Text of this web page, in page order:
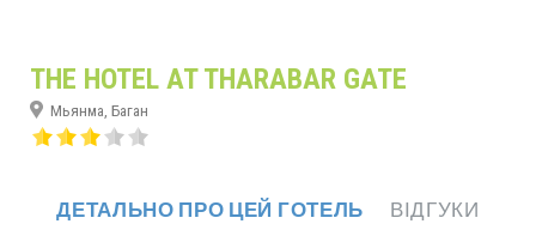
THE HOTEL AT THARABAR GATE
Мьянма, Баган
ДЕТАЛЬНО ПРО ЦЕЙ ГОТЕЛЬ
ВІДГУКИ